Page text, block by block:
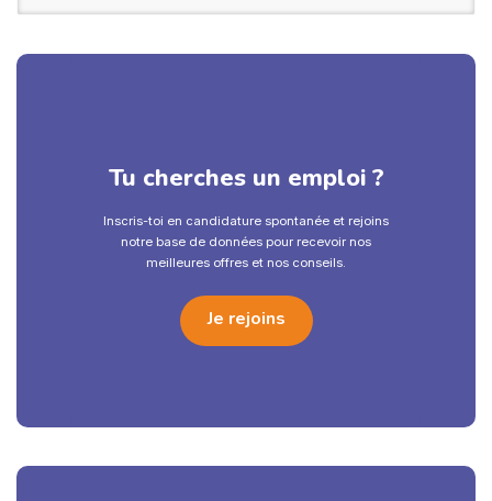
Tu cherches un emploi ?
Inscris-toi en candidature spontanée et rejoins
notre base de données pour recevoir nos
meilleures offres et nos conseils.
Je rejoins